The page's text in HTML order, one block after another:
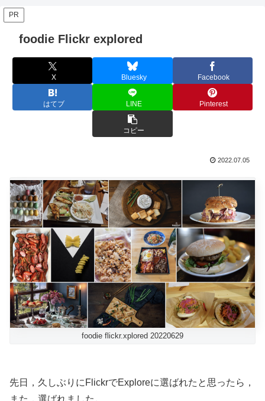
PR
foodie Flickr explored
X Bluesky Facebook
はてブ LINE Pinterest
コピー
2022.07.05
foodie flickr.xplored 20220629
先日，久しぶりにFlickrでExploreに選ばれたと思ったら，
また，選ばれました。